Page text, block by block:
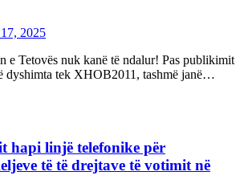
2025
e Tetovës nuk kanë të ndalur! Pas publikimit
dyshimta tek XHOB2011, tashmë janë…
hapi linjë telefonike për
të të drejtave të votimit në